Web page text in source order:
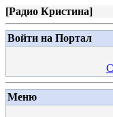
[Радио Кристина]
Войти на Портал
Меню